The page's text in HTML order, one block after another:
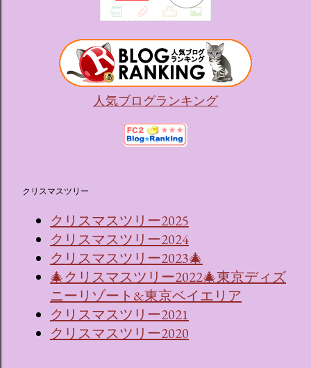
人気ブログランキング
クリスマスツリー
クリスマスツリー2025
クリスマスツリー2024
クリスマスツリー2023🎄
🎄クリスマスツリー2022🎄東京ディズ
ニーリゾート&東京ベイエリア
クリスマスツリー2021
クリスマスツリー2020